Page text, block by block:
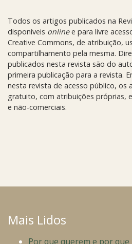
Todos os artigos publicados na
disponíveis onlinee para livre
Creative Commons, de atribuição,
compartilhamento pela mesma.
publicados nesta revista são do
primeira publicação para a revista.
nesta revista de acesso público, os
gratuito, com atribuições próprias,
e não-comerciais.
Mais Lidos
Por que querem e por